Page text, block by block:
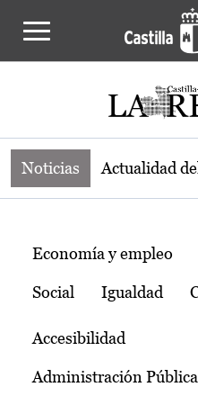
Noticias de la
Noticias Actualidad
Temas
Economía y empleo
Social Igualdad
Accesibilidad
Administración Pública